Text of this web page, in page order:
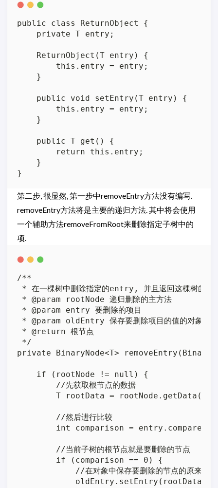
public class ReturnObject {
    private T entry;
    ReturnObject(T entry) {
        this.entry = entry;
    }
    public void setEntry(T entry) {
        this.entry = entry;
    }
    public T get() {
        return this.entry;
    }
第二步, 很显然, 第一步中removeEntry方法没有编写.
removeEntry方法将是主要的递归方法. 其中将会使用
一个辅助方法removeFromRoot来删除指定子树中的
项.
/**
* 在一棵树中删除指定的entry, 并且返回这棵树的根
* @param rootNode 递归删除的主方法
* @param entry 要删除的项目
* @param oldEntry 保存要删除项目的值的对象
* @return 根节点
*/
private BinaryNode<T>
    if (rootNode != null) {
        //先获取根节点的数据
        T rootData = rootNode.getData();
        //然后进行比较
int comparison =
        //当前子树的根节点就是要删除的节点
        if (comparison == 0) {
//在对象中保存要删除的节点的原来的
            oldEntry.setEntry(rootData);